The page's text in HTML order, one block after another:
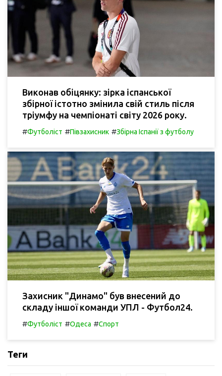
Виконав обіцянку: зірка іспанської
збірної істотно змінила свій стиль після
тріумфу на чемпіонаті світу 2026 року.
#Футболіст #Півзахисник #Збірна Іспанії з футболу
Захисник "Динамо" був внесений до
складу іншої команди УПЛ - Футбол24.
#Футболіст #Одеса #Спорт
Теги